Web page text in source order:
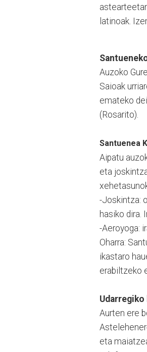
latinoak.
Auzoko
Saioak
emateko
(Rosarito).
Santuenea
Aipatu
eta
-Joskintza:
hasiko dira.
-Aeroyoga:
Oharra:
ikastaro
erabiltzeko
Aurten ere
eta